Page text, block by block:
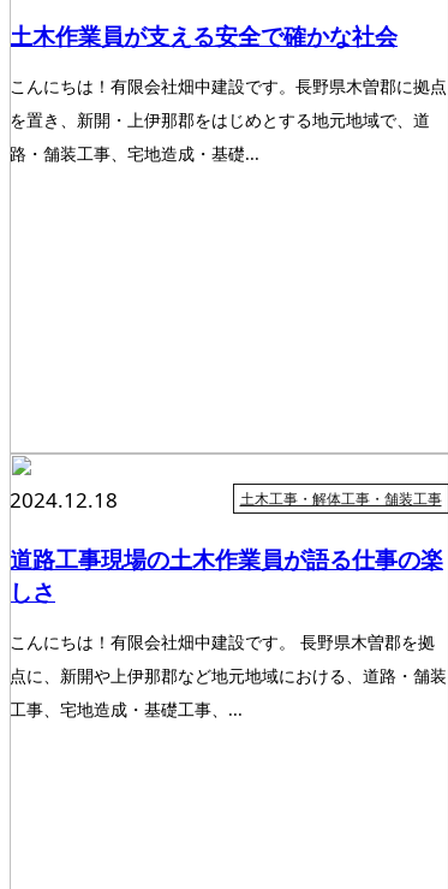
土木作業員が支える安全で確かな社会
こんにちは！有限会社畑中建設です。長野県木曽郡に拠点
を置き、新開・上伊那郡をはじめとする地元地域で、道
路・舗装工事、宅地造成・基礎...
2024.12.18 土木工事・解体工事・舗装工事
道路工事現場の土木作業員が語る仕事の楽
しさ
こんにちは！有限会社畑中建設です。 長野県木曽郡を拠
点に、新開や上伊那郡など地元地域における、道路・舗装
工事、宅地造成・基礎工事、...